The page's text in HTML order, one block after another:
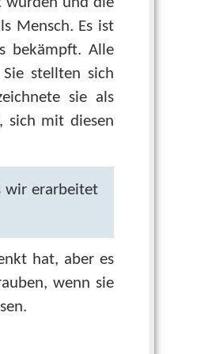
Mensch. Es ist
bekämpft. Alle
stellten sich
sie als
sich mit diesen
wir erarbeitet
hat, aber es
wenn sie